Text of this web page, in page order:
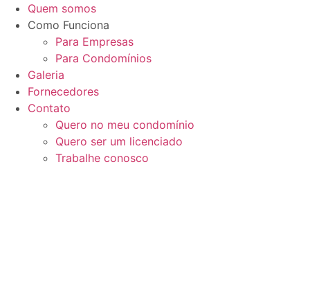
Quem somos
Como Funciona
Para Empresas
Para Condomínios
Galeria
Fornecedores
Contato
Quero no meu condomínio
Quero ser um licenciado
Trabalhe conosco